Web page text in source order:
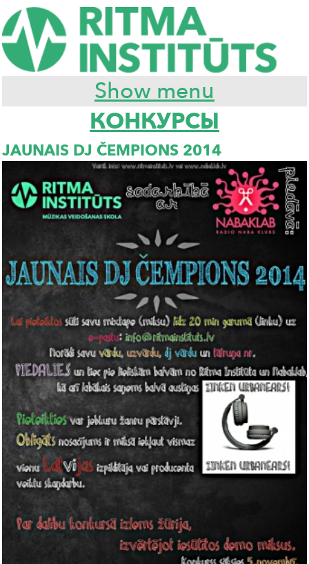
Show menu
КОНКУРСЫ
JAUNAIS DJ ČEMPIONS 2014